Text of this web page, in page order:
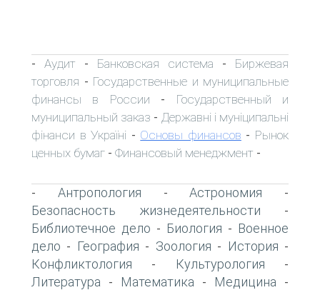
- Аудит - Банковская система - Биржевая
торговля - Государственные и муниципальные
финансы в России - Государственный и
муниципальный заказ - Державні і муніципальні
фінанси в Україні - Основы финансов - Рынок
ценных бумаг - Финансовый менеджмент -
- Антропология -Астрономия -
Безопасность жизнедеятельности -
Библиотечное дело - Биология - Военное
дело - География - Зоология - История -
Конфликтология - Культурология -
Литература - Математика - Медицина -